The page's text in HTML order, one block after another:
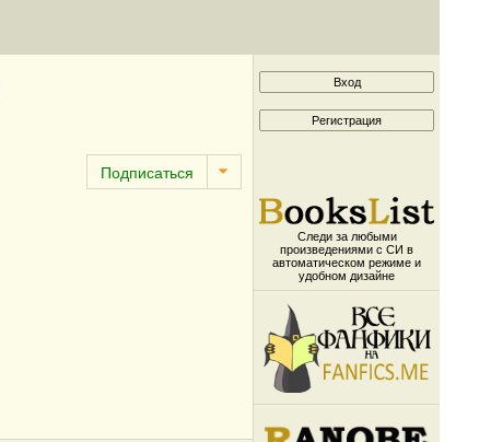
Следи за любыми
произведениями с СИ в
автоматическом режиме и
удобном дизайне